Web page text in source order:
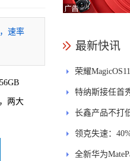
速率
两大
最新快讯
荣耀
特纳斯接任首
长鑫产品不打
士
领克失速：
释
全新华为